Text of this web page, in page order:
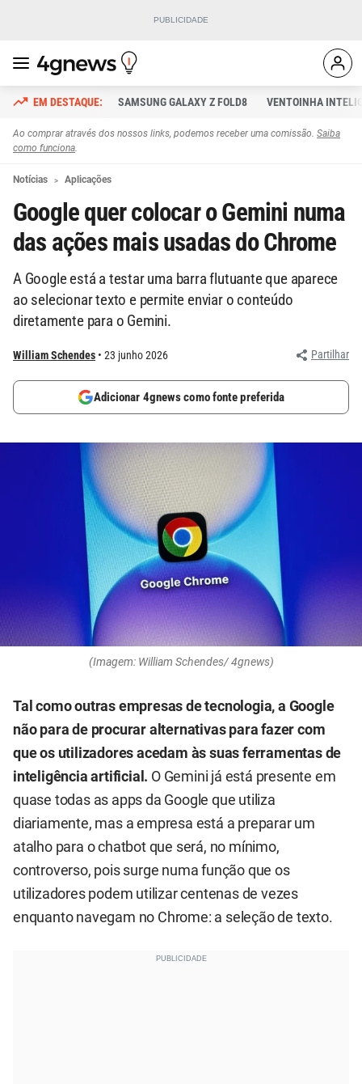
SAMSUNG GALAXY Z FOLD8 VENTOINHA
Ao comprar através dos nossos links, podemos receber uma comissão. Saiba
como funciona.
Notícias Aplicações
Google quer colocar o Gemini numa
das ações mais usadas do Chrome
A Google está a testar uma barra flutuante que aparece
ao selecionar texto e permite enviar o conteúdo
diretamente para o Gemini.
William Schendes 23 junho 2026 Partilhar
Adicionar 4gnews como fonte preferida
(Imagem: William Schendes/ 4gnews)
Tal como outras empresas de tecnologia, a Google
não para de procurar alternativas para fazer com
que os utilizadores acedam às suas ferramentas de
inteligência artificial. O Gemini já está presente em
quase todas as apps da Google que utiliza
diariamente, mas a empresa está a preparar um
atalho para o chatbot que será, no mínimo,
controverso, pois surge numa função que os
utilizadores podem utilizar centenas de vezes
enquanto navegam no Chrome: a seleção de texto.